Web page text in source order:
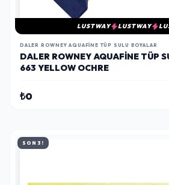
LUSTWAY LUSTWAY
DALER ROWNEY AQUAFINE TÜP SULU BOYALAR
DALER ROWNEY AQUAFINE TÜP
663 YELLOW OCHRE
₺0
SON 3!